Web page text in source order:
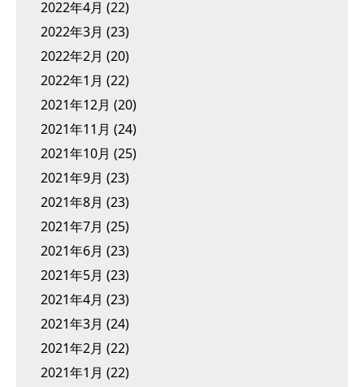
2022年4月 (22)
2022年3月 (23)
2022年2月 (20)
2022年1月 (22)
2021年12月 (20)
2021年11月 (24)
2021年10月 (25)
2021年9月 (23)
2021年8月 (23)
2021年7月 (25)
2021年6月 (23)
2021年5月 (23)
2021年4月 (23)
2021年3月 (24)
2021年2月 (22)
2021年1月 (22)